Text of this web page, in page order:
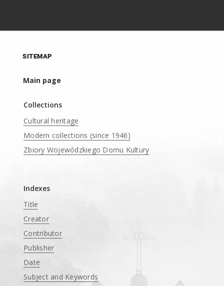
SITEMAP
Main page
Collections
Cultural heritage
Modern collections (since 1946)
Zbiory Wojewódzkiego Domu Kultury
Indexes
Title
Creator
Contributor
Publisher
Date
Subject and Keywords